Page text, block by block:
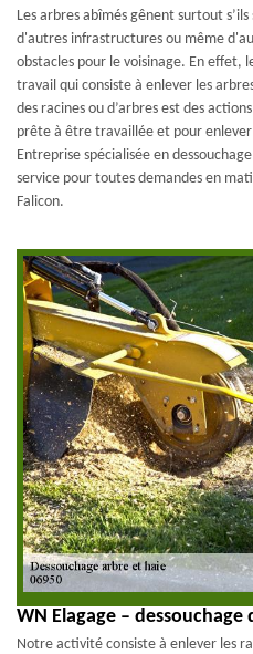
Les arbres abîmés gênent surtout
d'autres infrastructures ou même
obstacles pour le voisinage. En effet,
travail qui consiste à enlever les
des racines ou d’arbres est des
prête à être travaillée et pour
Entreprise spécialisée en
service pour toutes demandes en
Falicon.
WN Elagage – dessouchage
Notre activité consiste à enlever les